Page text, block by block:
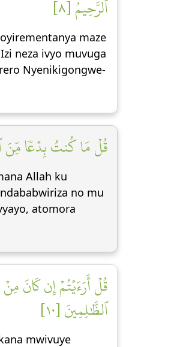
ٱلرَّحِيمُ [٨]
maze
neza ivyo muvuga
Nyenikigongwe-
قُلۡ مَا كُنتُ بِدۡعٗا مِّنَ
Allah ku
no mu
atomora
قُلۡ أَرَءَيۡتُمۡ إِن كَانَ
ٱلظَّٰلِمِينَ [١٠]
mwivuye